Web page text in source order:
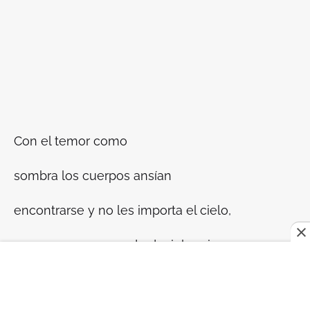
Con el temor como
sombra los cuerpos ansían
encontrarse y no les importa el cielo,
cosa que no se puede decir lo mismo